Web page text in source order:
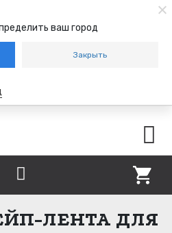
ваш город
Закрыть
ЛЕНТА ДЛЯ